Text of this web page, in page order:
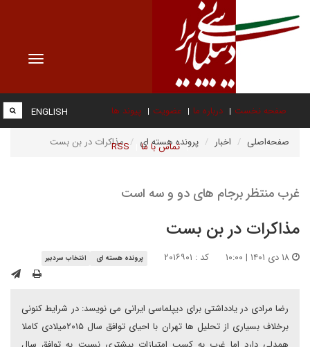
Toggle
صفحه نخست درباره ما عضویت پیوند ها
تماس با ما RSS
ENGLISH
صفحه‌اصلی اخبار پرونده هسته ای مذاکرات در بن بست
غرب منتظر برجام های دو و سه است
مذاکرات در بن بست
کد : ۲۰۱۶۹۰۱ پرونده هسته ای انتخاب سردبیر
رضا مرادی در یادداشتی برای دیپلماسی ایرانی می نویسد: در شرایط کنونی
برخلاف بسیاری از تحلیل ها تهران با احیای توافق سال ۲۰۱۵میلادی کاملا